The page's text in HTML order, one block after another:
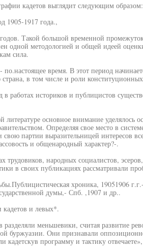
кадетов выглядит следующим
1905-1917 года.,
Такой большой временной
одной методологией и общей идеей
сила.
время. В этот период
страна, в том числе и роли
в работах историков и публицистов
литературе основное внимание уделялось
Определяя свое место в
свою партии выразительницей интересов
и общенародный характер?-.
трудовиков, народных социалистов,
в своих публикациях рассматривали
хроника, 19051906
думы,- Спб. ,1907 и др..
кадетов и левых*.
разделяли меньшевики, считая развитие
буржуазии. Они признавали
кадетскув программу и тактику